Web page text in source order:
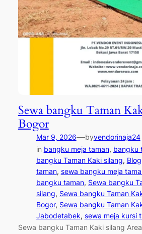
Sewa bangku Taman
Bogor
Mar 9, 2026—byvendorinaja24
in bangku meja taman, bangku
bangku Taman Kaki silang, Blog
taman, sewa bangku meja
bangku taman, Sewa bangku
silang, Sewa bangku Taman
Bogor, Sewa bangku Taman
Jabodetabek, sewa meja kursi
Sewa bangku Taman Kaki silang